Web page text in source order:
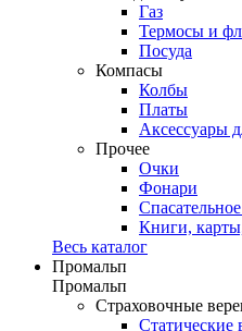
Газ
Термосы и
Посуда
Компасы
Колбы
Платы
Аксессуары
Прочее
Очки
Фонари
Книги,
Весь каталог
Промальп
Промальп
Страховочные
Статические